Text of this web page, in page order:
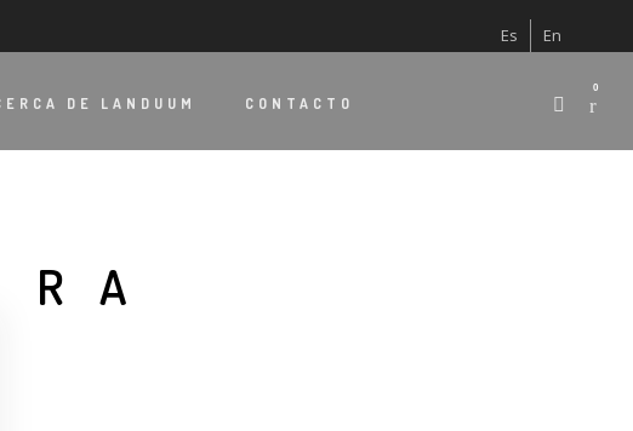
Es En
DE LANDUUM CONTACTO
0